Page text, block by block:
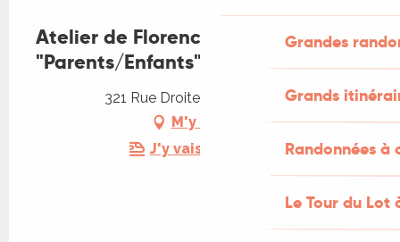
Grandes
Grands
Randonnées
Le Tour du Lot
Atelier de Florence - Atelier
"Parents/Enfants"
321 Rue Droite, 46600 Martel
M'y rendre
J'y vais en train !